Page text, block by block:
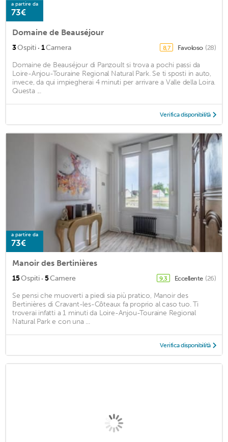
a partire da
73€
Domaine de Beauséjour
3Ospiti · 1Camera 8,7 Favoloso (28)
Domaine de Beauséjour di Panzoult si trova a pochi passi da
Loire-Anjou-Touraine Regional Natural Park. Se ti sposti in auto,
invece, da qui impiegherai 4 minuti per arrivare a Valle della Loira.
Questa ...
Verifica disponibilità
a partire da
73€
Manoir des Bertinières
15Ospiti · 5Camere 9,3 Eccellente (26)
Se pensi che muoverti a piedi sia più pratico, Manoir des
Bertinières di Cravant-les-Côteaux fa proprio al caso tuo. Ti
troverai infatti a 1 minuti da Loire-Anjou-Touraine Regional
Natural Park e con una ...
Verifica disponibilità